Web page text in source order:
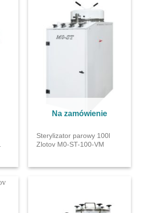
Na zamówienie
Sterylizator parowy 100l
Zlotov М0-ST-100-VM